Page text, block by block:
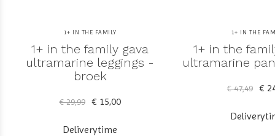
1+ IN THE FAMILY
1+ in the family gava
ultramarine leggings -
broek
€ 29,99 € 15,00
Deliverytime
1+ IN THE
1+ in the
ultramarine
€ 47,49 €